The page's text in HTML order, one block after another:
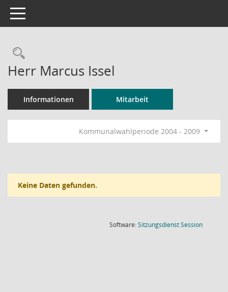
Toggle navigation
Rechercheauswahl
Herr Marcus Issel
Informationen Mitarbeit
Kommunalwahlperiode 2004 - 2009
Keine Daten gefunden.
Software:SitzungsdienstSession(Wird in